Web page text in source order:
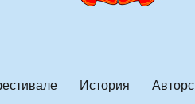
История